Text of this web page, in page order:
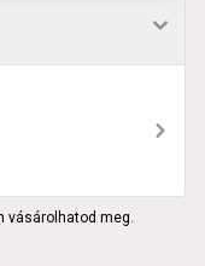
vásárolhatod meg.